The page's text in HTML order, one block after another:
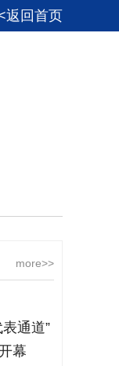
返回首页
more>>
通道”
幕